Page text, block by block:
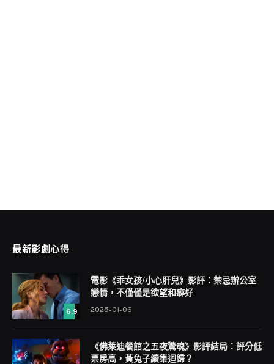
最新影劇心得
6.9
電影《乖女孩/小心肝兒》影評：禁忌辦公室
戀情，不僅僅是欲望和癖好
2025-01-06
《佛萊迪餐館之五夜驚魂》影評結局：評分低
票房高，黃兔子續集迴歸？